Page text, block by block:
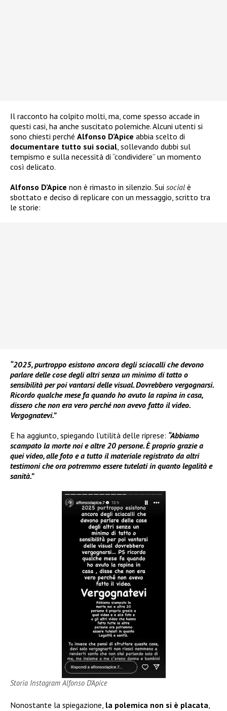
Il racconto ha colpito molti, ma, come spesso accade in
questi casi, ha anche suscitato polemiche. Alcuni utenti si
sono chiesti perché Alfonso D’Apice abbia scelto di
documentare tutto sui social, sollevando dubbi sul
tempismo e sulla necessità di “condividere” un momento
così delicato.
Alfonso D’Apice non è rimasto in silenzio. Sui social è
sbottato e deciso di replicare con un messaggio, scritto tra
le storie:
“2025, purtroppo esistono ancora degli sciacalli che devono
parlare delle cose degli altri senza un minimo di tatto o
sensibilità per poi vantarsi delle visual. Dovrebbero vergognarsi.
Ricordo qualche mese fa quando ho avuto la rapina in casa,
dissero che non era vero perché non avevo fatto il video.
Vergognatevi.”
E ha aggiunto, spiegando l’utilità delle riprese: “Abbiamo
scampato la morte noi e altre 20 persone. È proprio grazie a
quei video, alle foto e a tutto il materiale registrato da altri
testimoni che ora potremmo essere tutelati in quanto legalità e
sanità.”
Storia Instagram Alfonso D’Apice
Nonostante la spiegazione, la polemica non si è placata